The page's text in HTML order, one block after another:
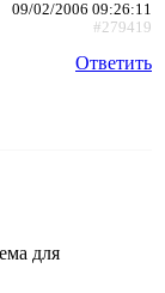
09/02/2006 09:26:11
#279419
Ответить
для